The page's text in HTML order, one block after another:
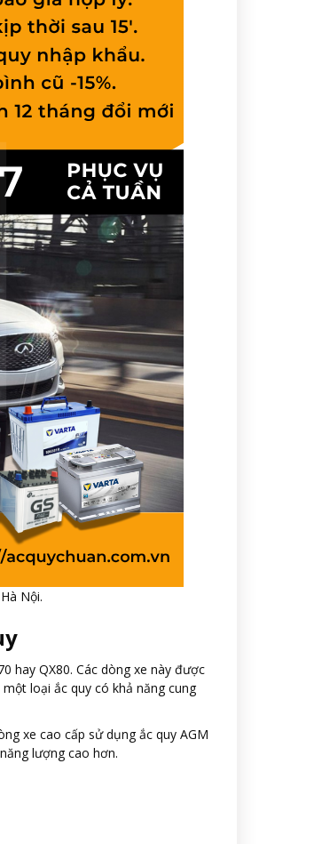
Nội.
hay QX80. Các dòng xe này được
loại ắc quy có khả năng cung
xe cao cấp sử dụng ắc quy AGM
lượng cao hơn.